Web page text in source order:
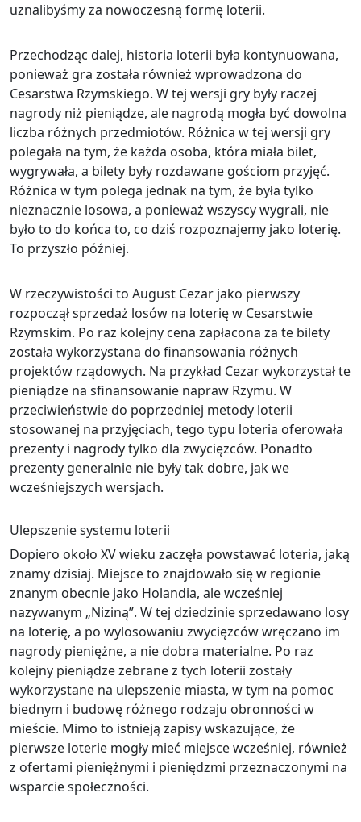
uznalibyśmy za nowoczesną formę loterii.
Przechodząc dalej, historia loterii była kontynuowana,
ponieważ gra została również wprowadzona do
Cesarstwa Rzymskiego. W tej wersji gry były raczej
nagrody niż pieniądze, ale nagrodą mogła być dowolna
liczba różnych przedmiotów. Różnica w tej wersji gry
polegała na tym, że każda osoba, która miała bilet,
wygrywała, a bilety były rozdawane gościom przyjęć.
Różnica w tym polega jednak na tym, że była tylko
nieznacznie losowa, a ponieważ wszyscy wygrali, nie
było to do końca to, co dziś rozpoznajemy jako loterię.
To przyszło później.
W rzeczywistości to August Cezar jako pierwszy
rozpoczął sprzedaż losów na loterię w Cesarstwie
Rzymskim. Po raz kolejny cena zapłacona za te bilety
została wykorzystana do finansowania różnych
projektów rządowych. Na przykład Cezar wykorzystał te
pieniądze na sfinansowanie napraw Rzymu. W
przeciwieństwie do poprzedniej metody loterii
stosowanej na przyjęciach, tego typu loteria oferowała
prezenty i nagrody tylko dla zwycięzców. Ponadto
prezenty generalnie nie były tak dobre, jak we
wcześniejszych wersjach.
Ulepszenie systemu loterii
Dopiero około XV wieku zaczęła powstawać loteria, jaką
znamy dzisiaj. Miejsce to znajdowało się w regionie
znanym obecnie jako Holandia, ale wcześniej
nazywanym „Niziną”. W tej dziedzinie sprzedawano losy
na loterię, a po wylosowaniu zwycięzców wręczano im
nagrody pieniężne, a nie dobra materialne. Po raz
kolejny pieniądze zebrane z tych loterii zostały
wykorzystane na ulepszenie miasta, w tym na pomoc
biednym i budowę różnego rodzaju obronności w
mieście. Mimo to istnieją zapisy wskazujące, że
pierwsze loterie mogły mieć miejsce wcześniej, również
z ofertami pieniężnymi i pieniędzmi przeznaczonymi na
wsparcie społeczności.